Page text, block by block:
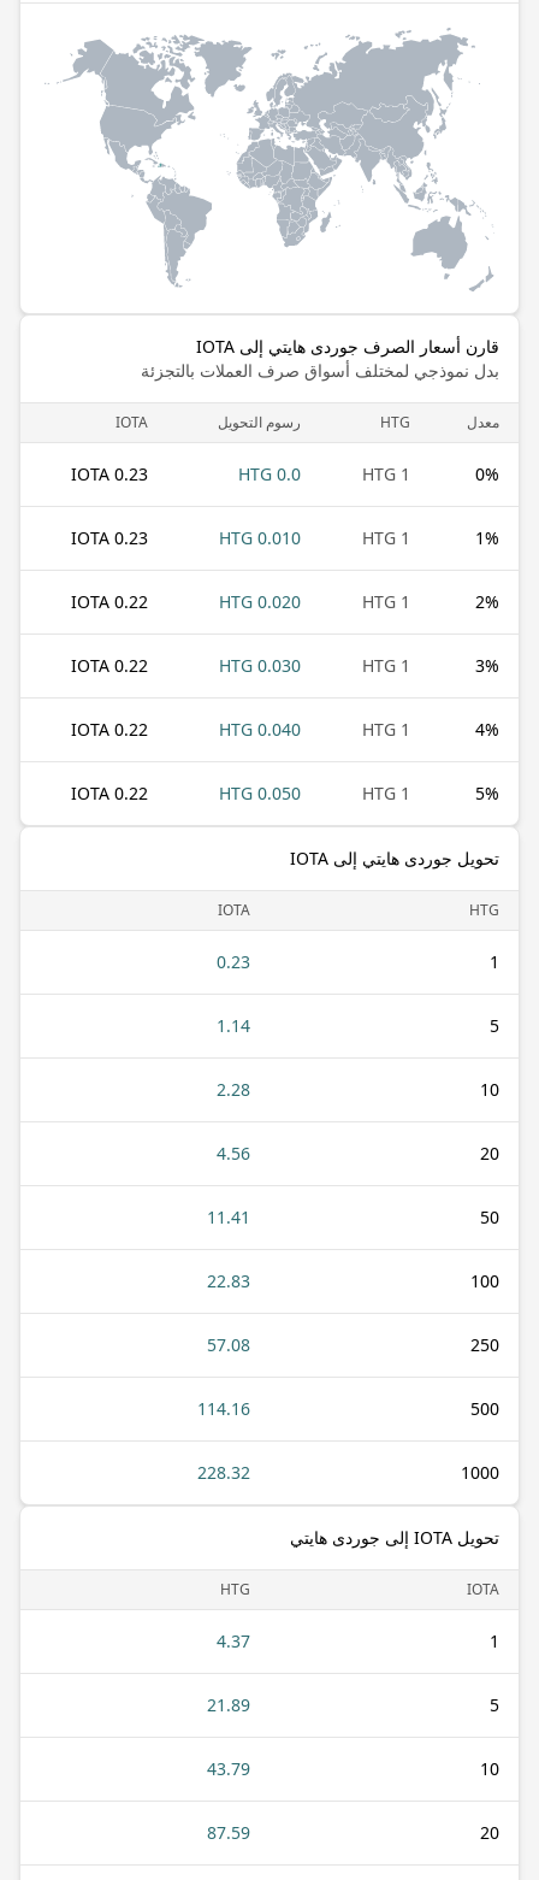
قارن أسعار الصرف جوردى هايتي إلى IOTA
بدل نموذجي لمختلف أسواق صرف العملات بالتجزئة
معدل HTG رسوم التحويل IOTA
0%
1 HTG
0.0 HTG
0.23 IOTA
1%
1 HTG
0.010 HTG
0.23 IOTA
2%
1 HTG
0.020 HTG
0.22 IOTA
3%
1 HTG
0.030 HTG
0.22 IOTA
4%
1 HTG
0.040 HTG
0.22 IOTA
5%
1 HTG
0.050 HTG
0.22 IOTA
تحويل جوردى هايتي إلى IOTA
HTG
IOTA
1
0.23
5
1.14
10
2.28
20
4.56
50
11.41
100
22.83
250
57.08
500
114.16
1000
228.32
تحويل IOTA إلى جوردى هايتي
IOTA
HTG
1
4.37
5
21.89
10
43.79
20
87.59